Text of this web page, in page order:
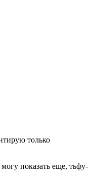
только
показать еще, тьфу-